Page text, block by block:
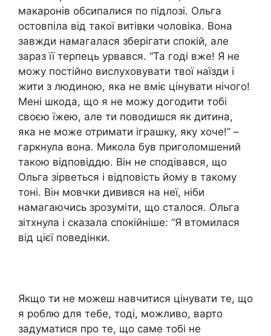
макаронів обсипалися по підлозі. Ольга
остовпіла від такої витівки чоловіка. Вона
завжди намагалася зберігати спокій, але
зараз її терпець урвався. “Та годі вже! Я не
можу постійно вислуховувати твої наїзди і
жити з людиною, яка не вміє цінувати нічого!
Мені шкода, що я не можу догодити тобі
своєю їжею, але ти поводишся як дитина,
яка не може отримати іграшку, яку хоче!” –
гаркнула вона. Микола був приголомшений
такою відповіддю. Він не сподівався, що
Ольга зірветься і відповість йому в такому
тоні. Він мовчки дивився на неї, ніби
намагаючись зрозуміти, що сталося. Ольга
зітхнула і сказала спокійніше: “Я втомилася
від цієї поведінки.
Якщо ти не можеш навчитися цінувати те, що
я роблю для тебе, тоді, можливо, варто
задуматися про те, що саме тобі не